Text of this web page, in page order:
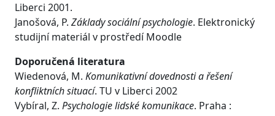
Liberci 2001.
Janošová, P. Základy sociální psychologie. Elektronický
studijní materiál v prostředí Moodle
Doporučená literatura
Wiedenová, M. Komunikativní dovednosti a řešení
konfliktních situací. TU v Liberci 2002
Vybíral, Z. Psychologie lidské komunikace. Praha :